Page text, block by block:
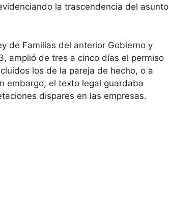
la trascendencia del asunto
de Familias del anterior Gobierno y
amplió de tres a cinco días el permiso
los de la pareja de hecho, o a
embargo, el texto legal guardaba
dispares en las empresas.